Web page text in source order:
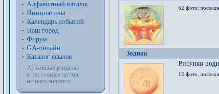
Алфавитный каталог
Инициативы
Календарь событий
Наш город
Форум
GA-онлайн
Каталог ссылок
Архивные разделы
в настоящее время
не наполняются
62 фото,
Зодиак
Рисунки
12 фото,